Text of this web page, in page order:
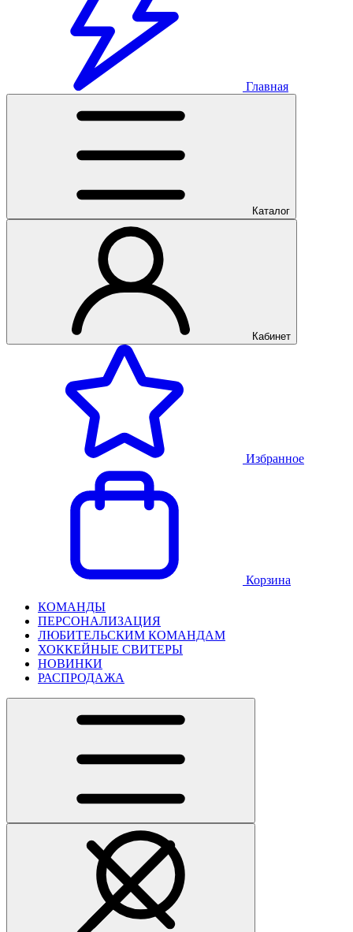
Главная
Каталог
Кабинет
Избранное
Корзина
КОМАНДЫ
ПЕРСОНАЛИЗАЦИЯ
ЛЮБИТЕЛЬСКИМ КОМАНДАМ
ХОККЕЙНЫЕ СВИТЕРЫ
НОВИНКИ
РАСПРОДАЖА